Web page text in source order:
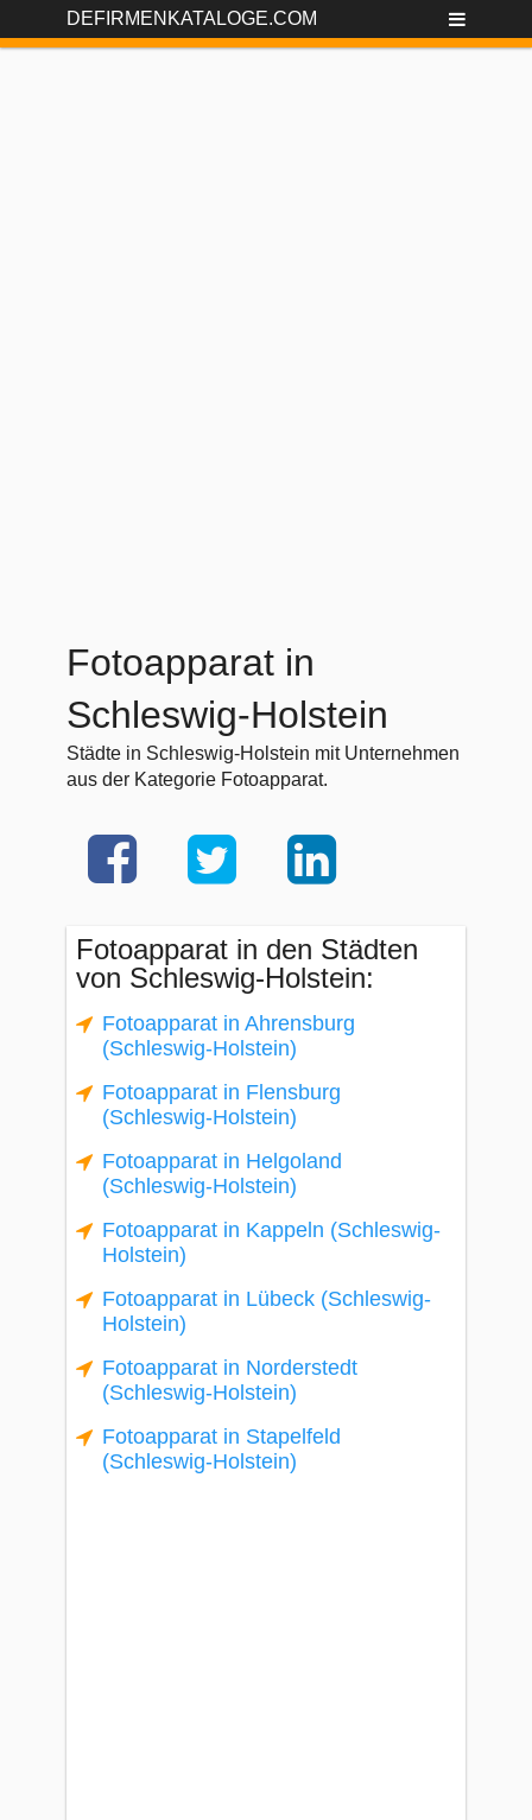
DEFIRMENKATALOGE.COM
Fotoapparat in
Schleswig-Holstein
Städte in Schleswig-Holstein mit Unternehmen
aus der Kategorie Fotoapparat.
Fotoapparat in den Städten
von Schleswig-Holstein:
Fotoapparat in Ahrensburg
(Schleswig-Holstein)
Fotoapparat in Flensburg
(Schleswig-Holstein)
Fotoapparat in Helgoland
(Schleswig-Holstein)
Fotoapparat in Kappeln (Schleswig-
Holstein)
Fotoapparat in Lübeck (Schleswig-
Holstein)
Fotoapparat in Norderstedt
(Schleswig-Holstein)
Fotoapparat in Stapelfeld
(Schleswig-Holstein)